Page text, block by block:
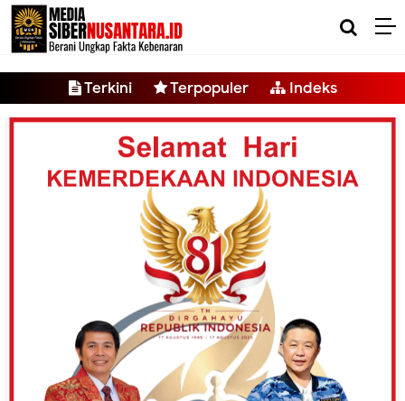
-->
Terkini Terpopuler Indeks